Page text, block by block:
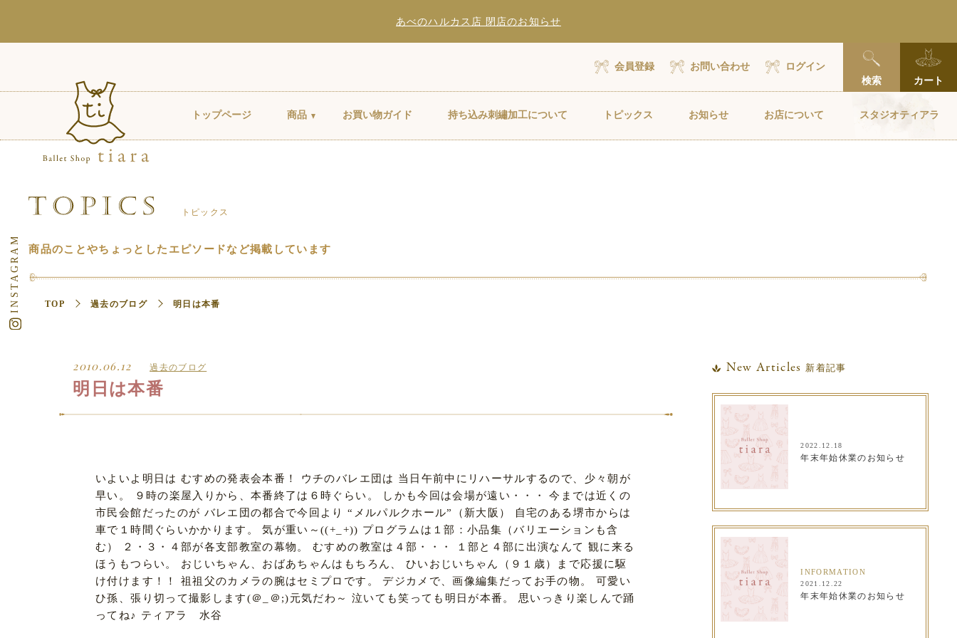
あべのハルカス店 閉店のお知らせ
会員登録 お問い合わせ
ログイン
検索
カート
トップページ 商品 お買い物ガイド 持ち込み刺繡加工について トピックス お知らせ お店について スタジオティアラ
トピックス
商品のことやちょっとしたエピソードなど掲載しています
TOP 過去のブログ 明日は本番
2010.06.12 過去のブログ
明日は本番
いよいよ明日は むすめの発表会本番！ ウチのバレエ団は 当日午前中にリハーサルするので、少々朝が
早い。 ９時の楽屋入りから、本番終了は６時ぐらい。 しかも今回は会場が遠い・・・ 今までは近くの
市民会館だったのが バレエ団の都合で今回より “メルパルクホール”（新大阪） 自宅のある堺市からは
車で１時間ぐらいかかります。 気が重い～((+_+)) プログラムは１部：小品集（バリエーションも含
む） ２・３・４部が各支部教室の幕物。 むすめの教室は４部・・・ １部と４部に出演なんて 観に来る
ほうもつらい。 おじいちゃん、おばあちゃんはもちろん、 ひいおじいちゃん（９１歳）まで応援に駆
け付けます！！ 祖祖父のカメラの腕はセミプロです。 デジカメで、画像編集だってお手の物。 可愛い
ひ孫、張り切って撮影します(＠_＠;)元気だわ～ 泣いても笑っても明日が本番。 思いっきり楽しんで踊
ってね♪ ティアラ 水谷
New Articles 新着記事
2022.12.18
年末年始休業のお知らせ
INFORMATION
2021.12.22
年末年始休業のお知らせ